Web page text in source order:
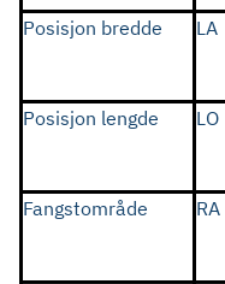
Posisjon bredde
LA
Posisjon lengde
LO
Fangstområde
RA